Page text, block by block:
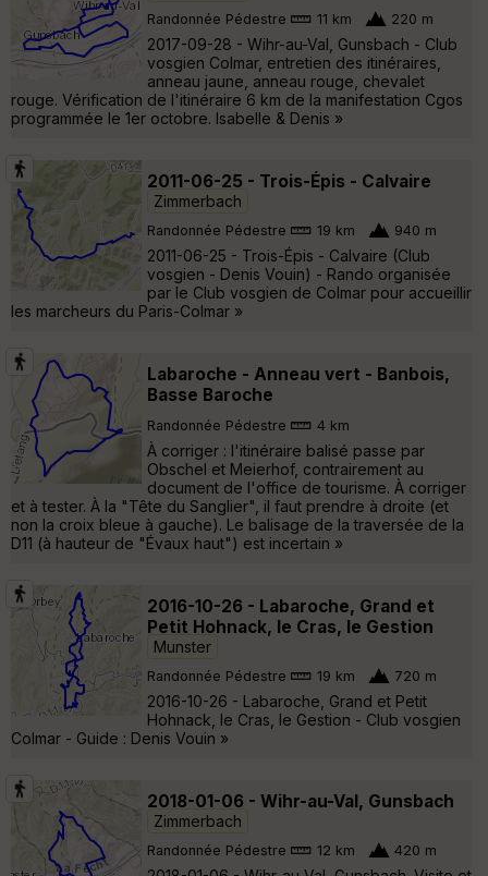
Randonnée Pédestre 11 km 220 m
2017-09-28 - Wihr-au-Val, Gunsbach - Club
vosgien Colmar, entretien des itinéraires,
anneau jaune, anneau rouge, chevalet
rouge. Vérification de l'itinéraire 6 km de la manifestation Cgos
programmée le 1er octobre. Isabelle & Denis »
2011-06-25 - Trois-Épis - Calvaire
Zimmerbach
Randonnée Pédestre 19 km 940 m
2011-06-25 - Trois-Épis - Calvaire (Club
vosgien - Denis Vouin) - Rando organisée
par le Club vosgien de Colmar pour accueillir
les marcheurs du Paris-Colmar »
Labaroche - Anneau vert - Banbois,
Basse Baroche
Randonnée Pédestre 4 km
À corriger : l'itinéraire balisé passe par
Obschel et Meierhof, contrairement au
document de l'office de tourisme. À corriger
et à tester. À la "Tête du Sanglier", il faut prendre à droite (et
non la croix bleue à gauche). Le balisage de la traversée de la
D11 (à hauteur de "Évaux haut") est incertain »
2016-10-26 - Labaroche, Grand et
Petit Hohnack, le Cras, le Gestion
Munster
Randonnée Pédestre 19 km 720 m
2016-10-26 - Labaroche, Grand et Petit
Hohnack, le Cras, le Gestion - Club vosgien
Colmar - Guide : Denis Vouin »
2018-01-06 - Wihr-au-Val, Gunsbach
Zimmerbach
Randonnée Pédestre 12 km 420 m